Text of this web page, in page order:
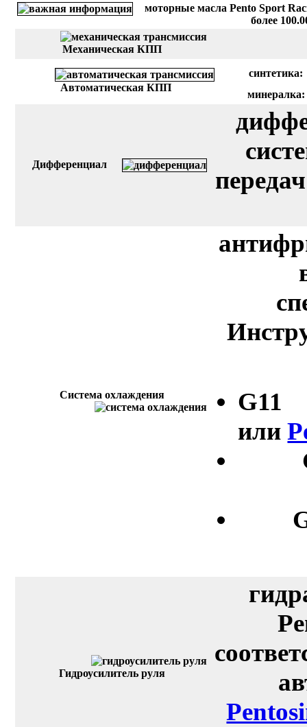
моторные масла Pento Sport
более
Механическая КПП
Автоматическая КПП
синтетика:
минералка:
Дифференциал
Система охлаждения
или
Гидроусилитель руля